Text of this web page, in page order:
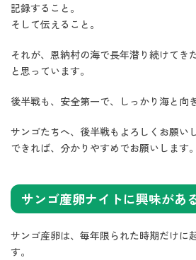
記録すること。
そして伝えること。
それが、恩納村の海で長年潜り続けてき
と思っています。
後半戦も、安全第一で、しっかり海と向
サンゴたちへ、後半戦もよろしくお願い
できれば、分かりやすめでお願いします
サンゴ産卵ナイトに興味があ
サンゴ産卵は、毎年限られた時期だけに
す。